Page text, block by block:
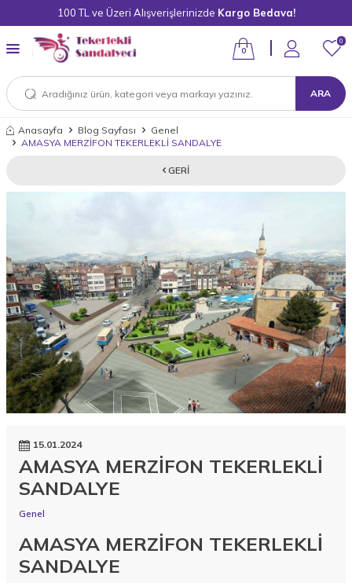
100 TL ve Üzeri Alışverişlerinizde Kargo Bedava!
ARA
0
0
Anasayfa Blog Sayfası
Genel
AMASYA MERZİFON TEKERLEKLİ SANDALYE
GERI
15.01.2024
AMASYA MERZİFON TEKERLEKLİ
SANDALYE
Genel
AMASYA MERZİFON TEKERLEKLİ
SANDALYE